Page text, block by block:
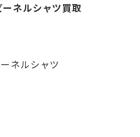
ネルシャツ買取
ネルシャツ